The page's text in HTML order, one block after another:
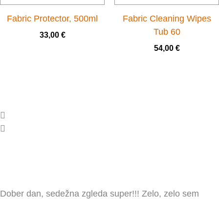
Fabric Protector, 500ml
33,00 €
Fabric Cleaning Wipes
Tub 60
54,00 €
Dober dan, sedežna zgleda super!!! Zelo, zelo sem